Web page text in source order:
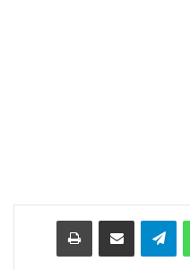
واتساب تيلقرام